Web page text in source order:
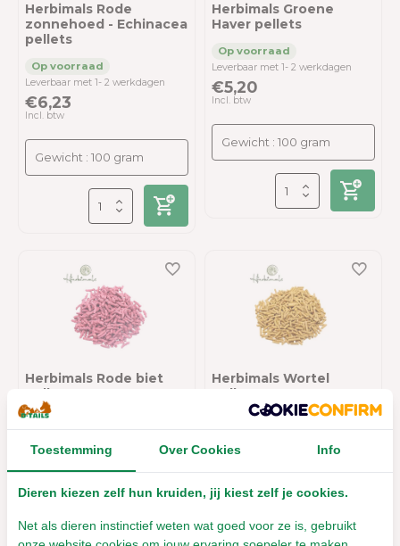
Herbimals Rode
zonnehoed - Echinacea
pellets
Leverbaar met 1- 2 werkdagen
€6,23
Incl. btw
Herbimals Groene
Haver pellets
Leverbaar met 1- 2 werkdagen
€5,20
Incl. btw
Herbimals Rode biet
pellets
Leverbaar met 1- 2 werkdagen
€6,64
Herbimals Wortel
pellets
€4,65
Incl. btw
Toestemming Over Cookies Info
Dieren kiezen zelf hun kruiden, jij kiest zelf je cookies.
Net als dieren instinctief weten wat goed voor ze is, gebruikt